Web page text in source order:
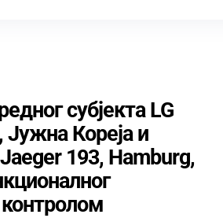
субјекта LG
Јужна Кореја и
193, Hamburg,